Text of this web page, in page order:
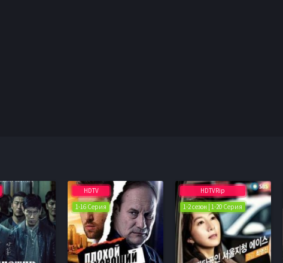
HDTV
1-16 Серия
HDTVRip
1-2 сезон | 1-20 Серия